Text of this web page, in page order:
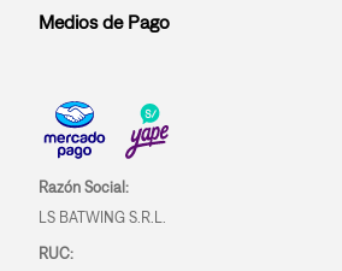
Medios de Pago
Razón Social:
LS BATWING S.R.L.
RUC: